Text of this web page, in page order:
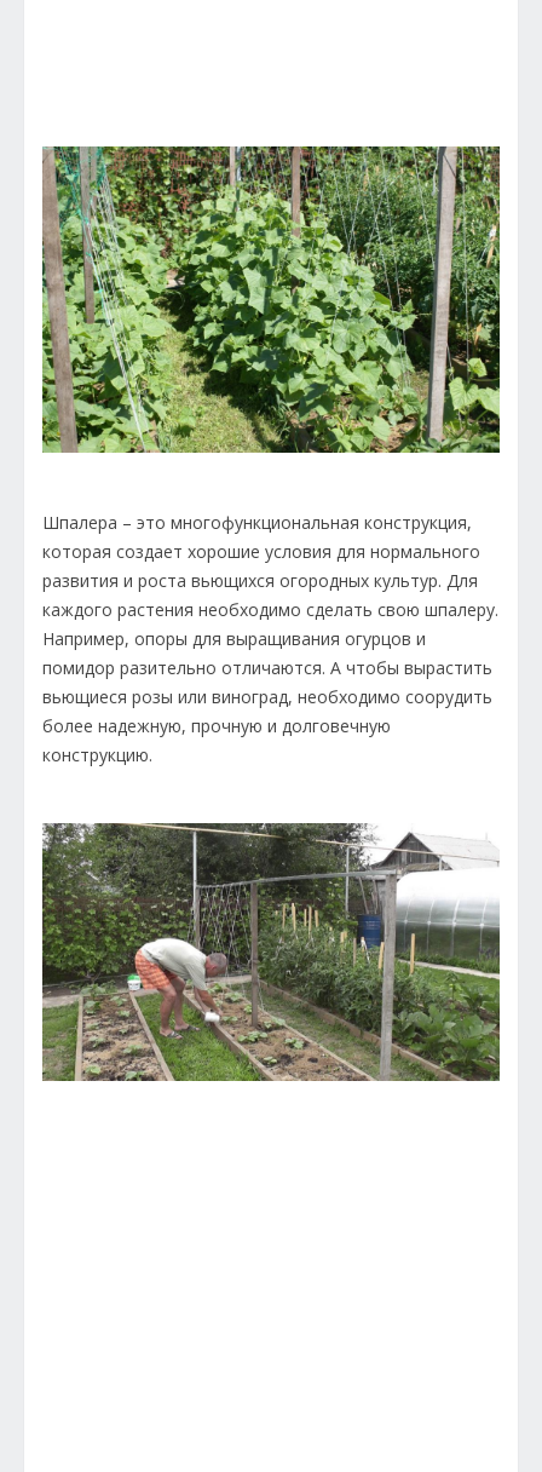
Шпалера – это многофункциональная конструкция,
которая создает хорошие условия для нормального
развития и роста вьющихся огородных культур. Для
каждого растения необходимо сделать свою шпалеру.
Например, опоры для выращивания огурцов и
помидор разительно отличаются. А чтобы вырастить
вьющиеся розы или виноград, необходимо соорудить
более надежную, прочную и долговечную
конструкцию.